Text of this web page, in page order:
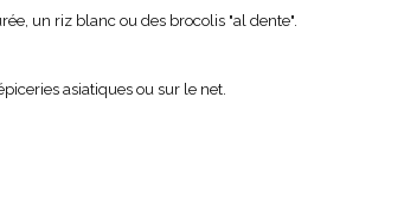
un riz blanc ou des brocolis "al dente".
asiatiques ou sur le net.